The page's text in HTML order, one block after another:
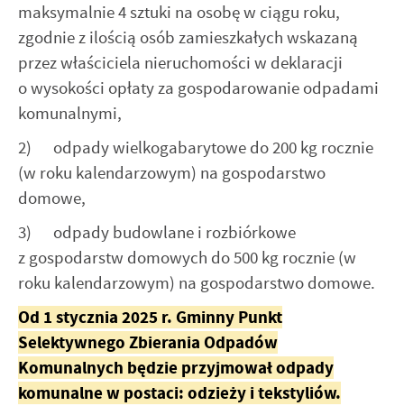
maksymalnie 4 sztuki na osobę w ciągu roku,
zgodnie z ilością osób zamieszkałych wskazaną
przez właściciela nieruchomości w deklaracji
o wysokości opłaty za gospodarowanie odpadami
komunalnymi,
2) odpady wielkogabarytowe do 200 kg rocznie
(w roku kalendarzowym) na gospodarstwo
domowe,
3) odpady budowlane i rozbiórkowe
z gospodarstw domowych do 500 kg rocznie (w
roku kalendarzowym) na gospodarstwo domowe.
Od 1 stycznia 2025 r. Gminny Punkt
Selektywnego Zbierania Odpadów
Komunalnych będzie przyjmował odpady
komunalne w postaci: odzieży i tekstyliów.